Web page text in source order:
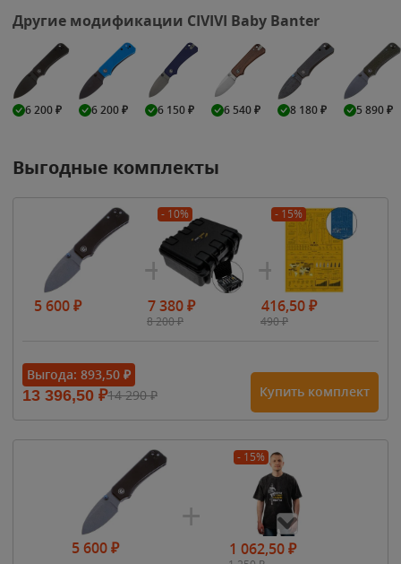
Другие модификации CIVIVI Baby Banter
6 200₽ 6 200₽ 6 150₽ 6 540₽ 8 180₽ 5 890₽
Выгодные комплекты
5 600₽
- 10%
7 380₽
8 200₽
- 15%
416,50₽
490₽
Выгода: 893,50 ₽
13 396,50 ₽14 290₽ Купить комплект
5 600₽
- 15%
1 062,50₽